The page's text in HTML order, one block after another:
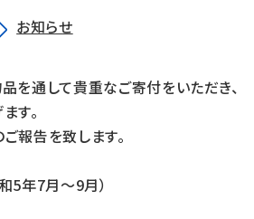
お知らせ
を通して貴重なご寄付をいただき、
す。
報告を致します。
5年7月～9月）